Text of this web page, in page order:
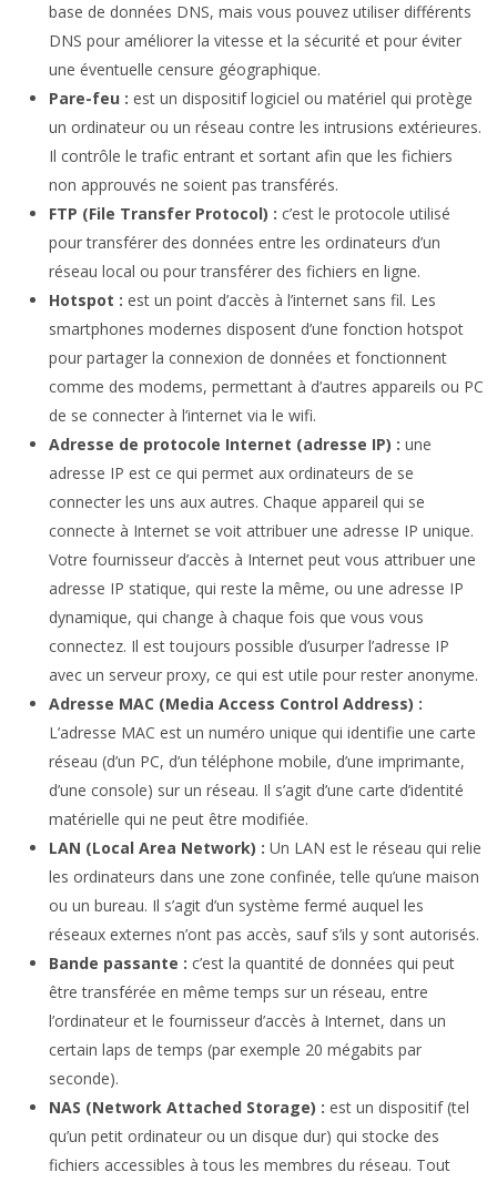
base de données DNS, mais vous pouvez utiliser différents
DNS pour améliorer la vitesse et la sécurité et pour éviter
une éventuelle censure géographique.
Pare-feu : est un dispositif logiciel ou matériel qui protège
un ordinateur ou un réseau contre les intrusions extérieures.
Il contrôle le trafic entrant et sortant afin que les fichiers
non approuvés ne soient pas transférés.
FTP (File Transfer Protocol) : c’est le protocole utilisé
pour transférer des données entre les ordinateurs d’un
réseau local ou pour transférer des fichiers en ligne.
Hotspot : est un point d’accès à l’internet sans fil. Les
smartphones modernes disposent d’une fonction hotspot
pour partager la connexion de données et fonctionnent
comme des modems, permettant à d’autres appareils ou PC
de se connecter à l’internet via le wifi.
Adresse de protocole Internet (adresse IP) : une
adresse IP est ce qui permet aux ordinateurs de se
connecter les uns aux autres. Chaque appareil qui se
connecte à Internet se voit attribuer une adresse IP unique.
Votre fournisseur d’accès à Internet peut vous attribuer une
adresse IP statique, qui reste la même, ou une adresse IP
dynamique, qui change à chaque fois que vous vous
connectez. Il est toujours possible d’usurper l’adresse IP
avec un serveur proxy, ce qui est utile pour rester anonyme.
Adresse MAC (Media Access Control Address) :
L’adresse MAC est un numéro unique qui identifie une carte
réseau (d’un PC, d’un téléphone mobile, d’une imprimante,
d’une console) sur un réseau. Il s’agit d’une carte d’identité
matérielle qui ne peut être modifiée.
LAN (Local Area Network) : Un LAN est le réseau qui relie
les ordinateurs dans une zone confinée, telle qu’une maison
ou un bureau. Il s’agit d’un système fermé auquel les
réseaux externes n’ont pas accès, sauf s’ils y sont autorisés.
Bande passante : c’est la quantité de données qui peut
être transférée en même temps sur un réseau, entre
l’ordinateur et le fournisseur d’accès à Internet, dans un
certain laps de temps (par exemple 20 mégabits par
seconde).
NAS (Network Attached Storage) : est un dispositif (tel
qu’un petit ordinateur ou un disque dur) qui stocke des
fichiers accessibles à tous les membres du réseau. Tout